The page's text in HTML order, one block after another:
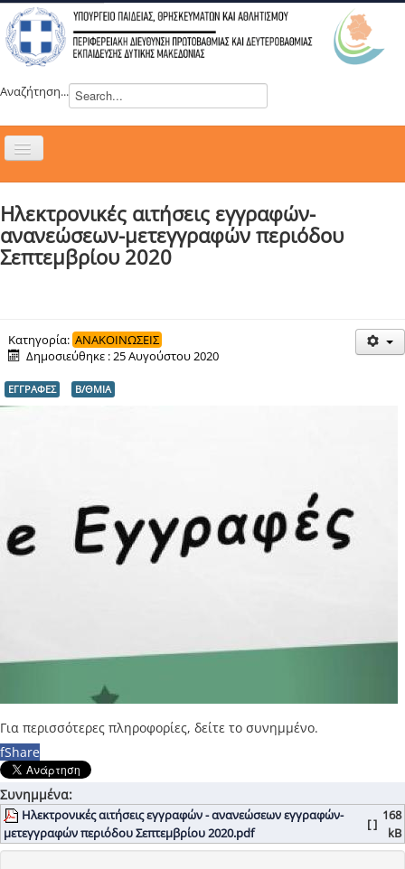
Αναζήτηση...
Εναλλαγή
ΝΕΑ
ΣΥΜΒΟΥΛΙΑ
ΔΡΑΣΕΙΣ
ΕΠΙΚΟΙΝΩΝΙΑ
ΕΞ ΑΠΟΣΤΑΣΕΩΣ ΕΚΠΑΙΔΕΥΣΗ
Ηλεκτρονικές αιτήσεις εγγραφών-
ανανεώσεων-μετεγγραφών περιόδου
Σεπτεμβρίου 2020
Κατηγορία: ΑΝΑΚΟΙΝΩΣΕΙΣ
Δημοσιεύθηκε : 25 Αυγούστου 2020
ΕΓΓΡΑΦΕΣ Β/ΘΜΙΑ
Για περισσότερες πληροφορίες, δείτε το συνημμένο.
fShare
Συνημμένα:
Ηλεκτρονικές αιτήσεις εγγραφών - ανανεώσεων εγγραφών-
μετεγγραφών περιόδου Σεπτεμβρίου 2020.pdf
[ ]
168
kB